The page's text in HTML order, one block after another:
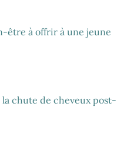
être à offrir à une jeune
chute de cheveux post-